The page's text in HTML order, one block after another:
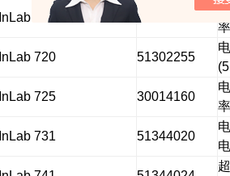
InLab 710 51302256
InLab 720 51302255
InLab 725 30014160
InLab 731 51344020